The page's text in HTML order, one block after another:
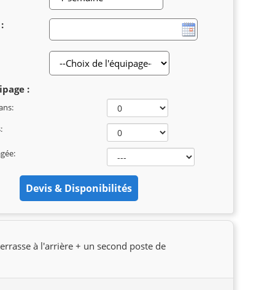
:
à l'arrière + un second poste de